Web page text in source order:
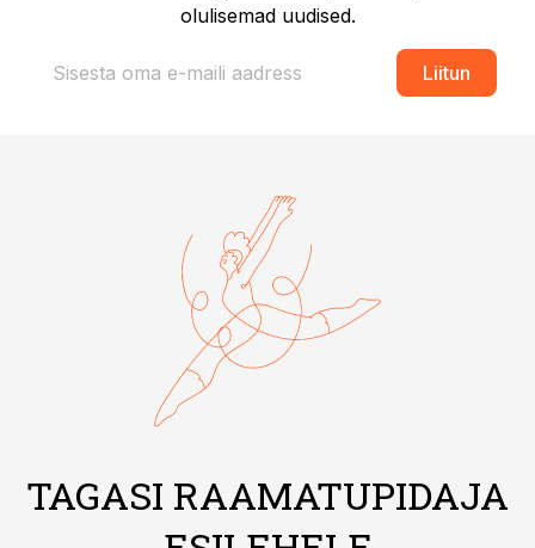
olulisemad uudised.
Liitun
TAGASI RAAMATUPIDAJA